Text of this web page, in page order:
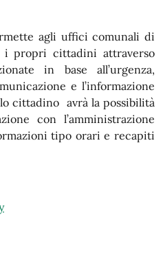
agli uffici comunali di
i propri cittadini attraverso
in base all’urgenza,
e l’informazione
cittadino avrà la possibilità
con l’amministrazione
tipo orari e recapiti